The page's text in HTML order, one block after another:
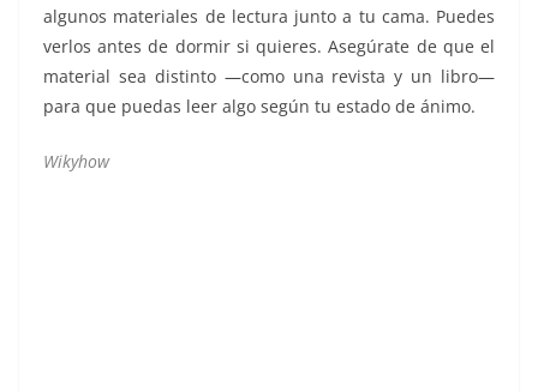
algunos materiales de lectura junto a tu cama. Puedes
verlos antes de dormir si quieres. Asegúrate de que el
material sea distinto —como una revista y un libro—
para que puedas leer algo según tu estado de ánimo.
Wikyhow